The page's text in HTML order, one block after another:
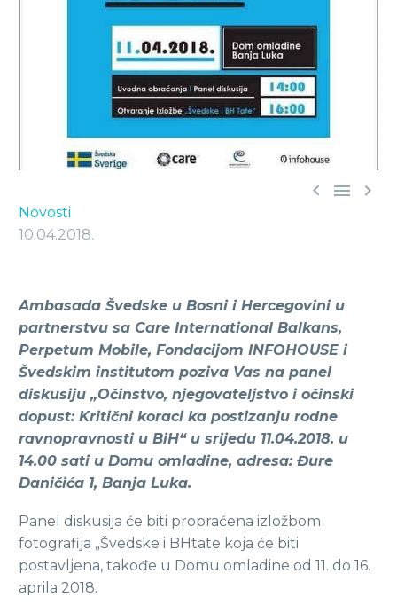
  
Novosti
10.04.2018.
Ambasada Švedske u Bosni i Hercegovini u
partnerstvu sa Care International Balkans,
Perpetum Mobile, Fondacijom INFOHOUSE i
Švedskim institutom poziva Vas na panel
diskusiju „Očinstvo, njegovateljstvo i očinski
dopust: Kritični koraci ka postizanju rodne
ravnopravnosti u BiH“ u srijedu 11.04.2018. u
14.00 sati u Domu omladine, adresa: Đure
Daničića 1, Banja Luka.
Panel diskusija će biti propraćena izložbom
fotografija „Švedske i BHtate koja će biti
postavljena, takođe u Domu omladine od 11. do 16.
aprila 2018.